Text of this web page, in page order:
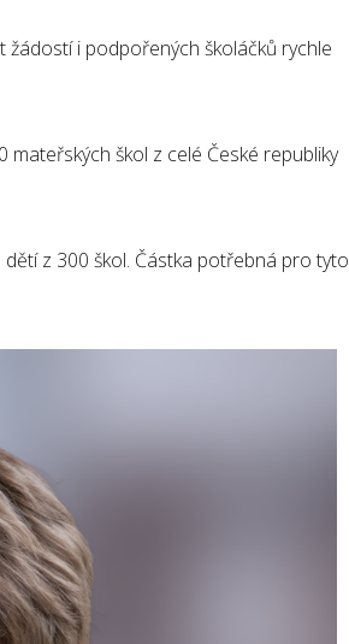
žádostí i podpořených školáčků rychle
škol z celé České republiky
z 300 škol. Částka potřebná pro tyto